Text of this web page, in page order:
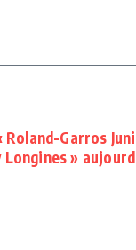
Roland-Garros
»